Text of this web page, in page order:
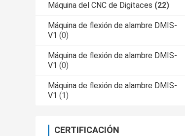
Máquina del CNC de Digitaces (22)
Máquina de flexión de alambre DMIS-
V1 (0)
Máquina de flexión de alambre DMIS-
V1 (0)
Máquina de flexión de alambre DMIS-
V1 (1)
CERTIFICACIÓN